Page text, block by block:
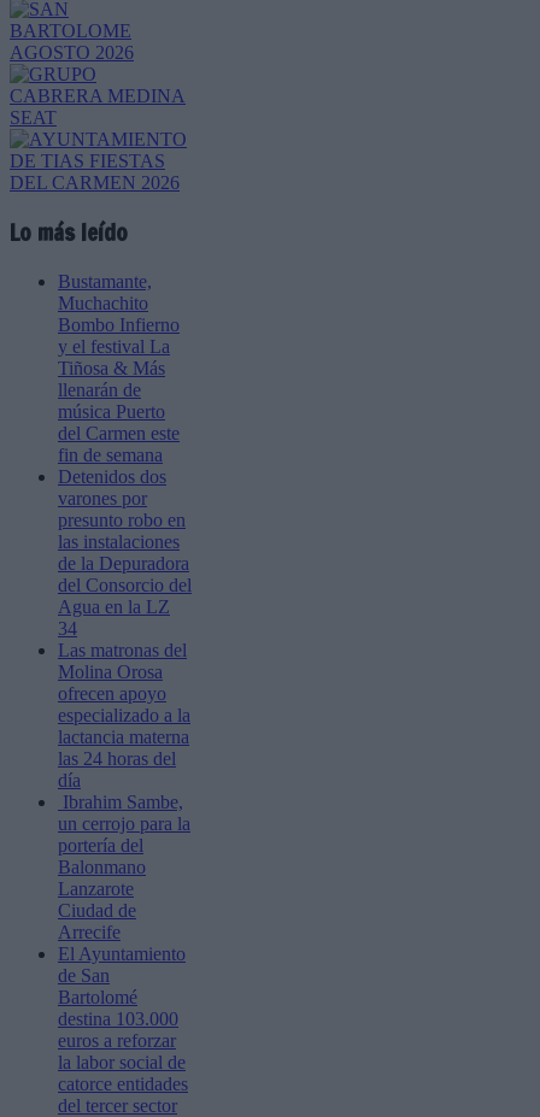
Lo más leído
Bustamante,
Muchachito
Bombo Infierno
y el festival La
Tiñosa & Más
llenarán de
música Puerto
del Carmen este
fin de semana
Detenidos dos
varones por
presunto robo en
las instalaciones
de la Depuradora
del Consorcio del
Agua en la LZ
34
Las matronas del
Molina Orosa
ofrecen apoyo
especializado a la
lactancia materna
las 24 horas del
día
Ibrahim Sambe,
un cerrojo para la
portería del
Balonmano
Lanzarote
Ciudad de
Arrecife
El Ayuntamiento
de San
Bartolomé
destina 103.000
euros a reforzar
la labor social de
catorce entidades
del tercer sector